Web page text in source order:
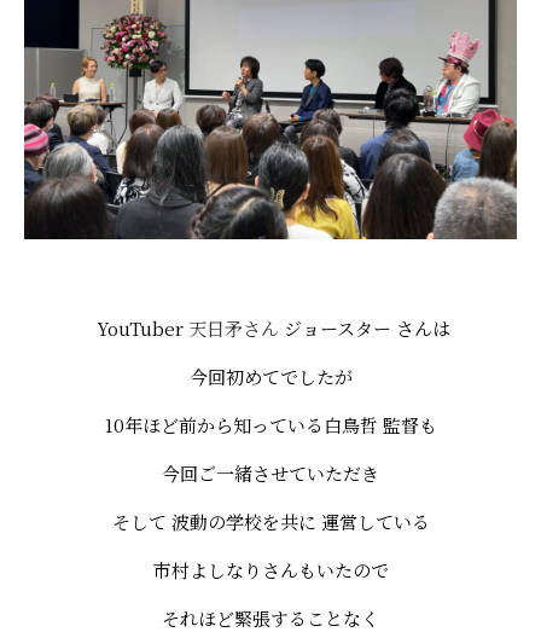
YouTuber 天日矛さん ジョースター さんは
今回初めてでしたが
10年ほど前から知っている白鳥哲 監督も
今回ご一緒させていただき
そして 波動の学校を共に 運営している
市村よしなりさんもいたので
それほど緊張することなく